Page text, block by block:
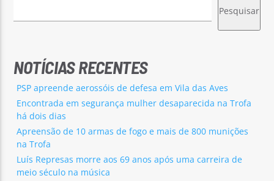
Pesquisar
NOTÍCIAS RECENTES
PSP apreende aerossóis de defesa em Vila das Aves
Encontrada em segurança mulher desaparecida na Trofa
há dois dias
Apreensão de 10 armas de fogo e mais de 800 munições
na Trofa
Luís Represas morre aos 69 anos após uma carreira de
meio século na música